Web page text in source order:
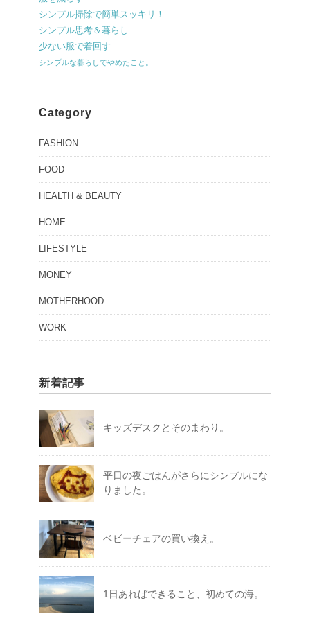
シンプル掃除で簡単スッキリ！
シンプル思考＆暮らし
少ない服で着回す
シンプルな暮らしでやめたこと。
Category
FASHION
FOOD
HEALTH & BEAUTY
HOME
LIFESTYLE
MONEY
MOTHERHOOD
WORK
新着記事
キッズデスクとそのまわり。
平日の夜ごはんがさらにシンプルにな
りました。
ベビーチェアの買い換え。
1日あればできること、初めての海。